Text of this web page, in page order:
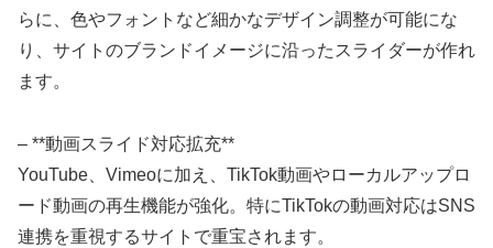
らに、色やフォントなど細かなデザイン調整が可能にな
り、サイトのブランドイメージに沿ったスライダーが作れ
ます。
– **動画スライド対応拡充**
YouTube、Vimeoに加え、TikTok動画やローカルアップロ
ード動画の再生機能が強化。特にTikTokの動画対応はSNS
連携を重視するサイトで重宝されます。